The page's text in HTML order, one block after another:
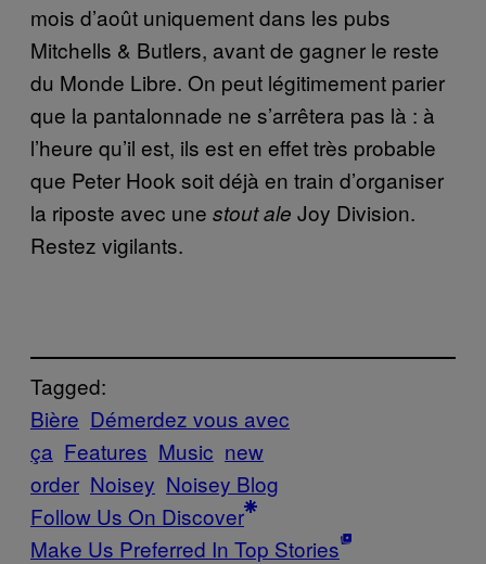
mois d’août uniquement dans les pubs
Mitchells & Butlers, avant de gagner le reste
du Monde Libre. On peut légitimement parier
que la pantalonnade ne s’arrêtera pas là : à
l’heure qu’il est, ils est en effet très probable
que Peter Hook soit déjà en train d’organiser
la riposte avec une stout ale Joy Division.
Restez vigilants.
Tagged:
Bière Démerdez vous avec
ça Features Music new
order Noisey Noisey Blog
Follow Us On Discover
Make Us Preferred In Top Stories